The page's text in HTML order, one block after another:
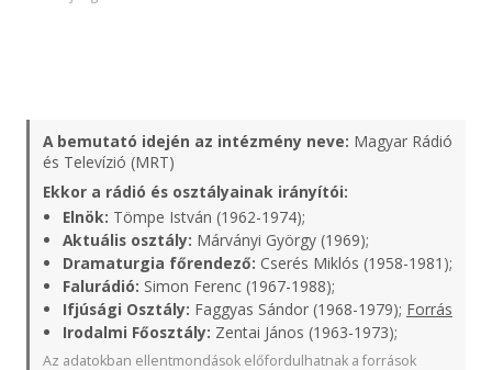
A bemutató idején az intézmény neve: Magyar Rádió
és Televízió (MRT)
Ekkor a rádió és osztályainak irányítói:
Elnök: Tömpe István (1962-1974);
Aktuális osztály: Márványi György (1969);
Dramaturgia főrendező: Cserés Miklós (1958-1981);
Falurádió: Simon Ferenc (1967-1988);
Ifjúsági Osztály: Faggyas Sándor (1968-1979); Forrás
Irodalmi Főosztály: Zentai János (1963-1973);
Az adatokban ellentmondások előfordulhatnak a források